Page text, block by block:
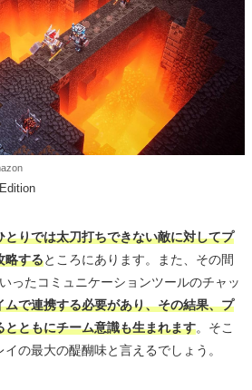
とりでは太刀打ちできない敵に対してプ
略するところにあります。また、その間
ったコミュニケーションツールのチャッ
ムで連携する必要があり、その結果、プ
ともにチーム意識も生まれます。そこ
の最大の醍醐味と言えるでしょう。